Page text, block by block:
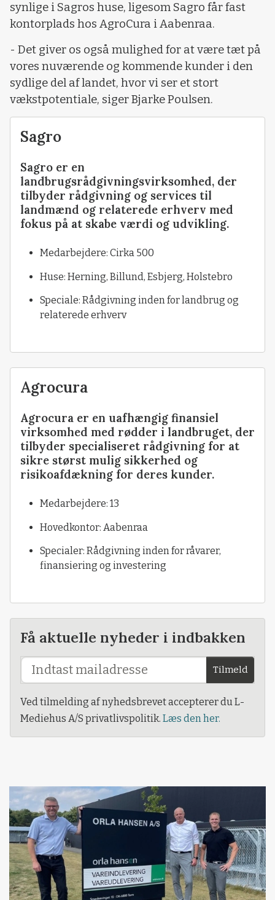
synlige i Sagros huse, ligesom Sagro får fast
kontorplads hos AgroCura i Aabenraa.
- Det giver os også mulighed for at være tæt på
vores nuværende og kommende kunder i den
sydlige del af landet, hvor vi ser et stort
vækstpotentiale, siger Bjarke Poulsen.
Sagro
Sagro er en
landbrugsrådgivningsvirksomhed, der
tilbyder rådgivning og services til
landmænd og relaterede erhverv med
fokus på at skabe værdi og udvikling.
Medarbejdere: Cirka 500
Huse: Herning, Billund, Esbjerg, Holstebro
Speciale: Rådgivning inden for landbrug og
relaterede erhverv
Agrocura
Agrocura er en uafhængig finansiel
virksomhed med rødder i landbruget, der
tilbyder specialiseret rådgivning for at
sikre størst mulig sikkerhed og
risikoafdækning for deres kunder.
Medarbejdere: 13
Hovedkontor: Aabenraa
Specialer: Rådgivning inden for råvarer,
finansiering og investering
Få aktuelle nyheder i indbakken
Tilmeld
Ved tilmelding af nyhedsbrevet accepterer du L-
Mediehus A/S privatlivspolitik. Læs den her.